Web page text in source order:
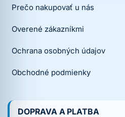
Prečo nakupovať u nás
Overené zákazníkmi
Ochrana osobných údajov
Obchodné podmienky
DOPRAVA A PLATBA